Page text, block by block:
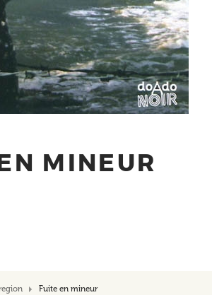
MINEUR
Fuite en mineur